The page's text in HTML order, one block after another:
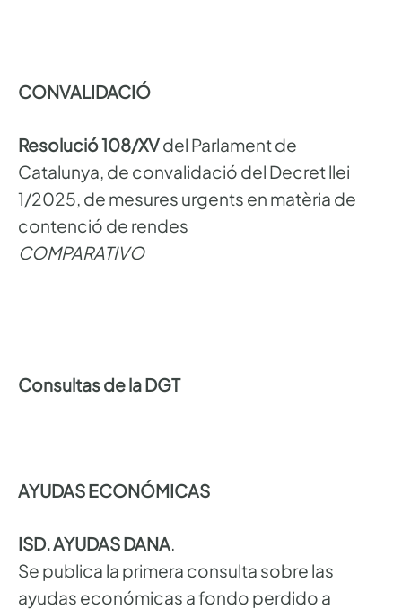
CONVALIDACIÓ
Resolució 108/XVdel Parlament de
Catalunya, de convalidació del Decret llei
1/2025, de mesures urgents en matèria de
contenció de rendes
COMPARATIVO
Consultas de la DGT
AYUDAS ECONÓMICAS
ISD. AYUDAS DANA
Se publica la primera consulta sobre las
ayudas económicas a fondo perdido a